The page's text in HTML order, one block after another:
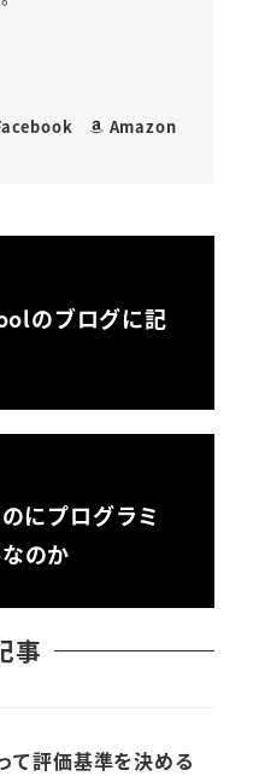
Amazon
のブログに記
にプログラミ
のか
事
て評価基準を決める